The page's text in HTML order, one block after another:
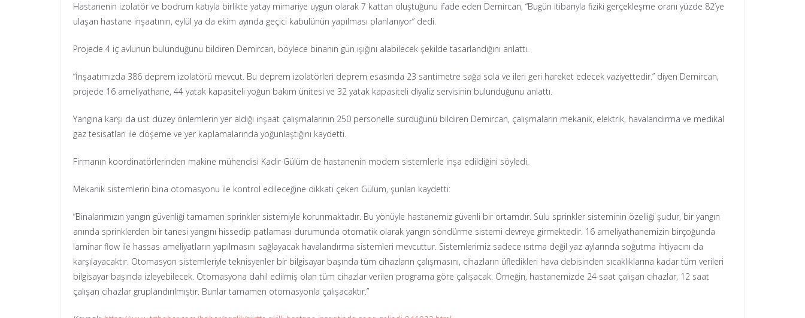
Hastanenin izolatör ve bodrum katıyla birlikte yatay mimariye uygun olarak 7 kattan oluştuğunu ifade eden Demircan, “Bugün itibarıyla fiziki gerçekleşme oranı yüzde 82’ye
ulaşan hastane inşaatının, eylül ya da ekim ayında geçici kabulünün yapılması planlanıyor” dedi.
Projede 4 iç avlunun bulunduğunu bildiren Demircan, böylece binanın gün ışığını alabilecek şekilde tasarlandığını anlattı.
“İnşaatımızda 386 deprem izolatörü mevcut. Bu deprem izolatörleri deprem esasında 23 santimetre sağa sola ve ileri geri hareket edecek vaziyettedir.” diyen Demircan,
projede 16 ameliyathane, 44 yatak kapasiteli yoğun bakım ünitesi ve 32 yatak kapasiteli diyaliz servisinin bulunduğunu anlattı.
Yangına karşı da üst düzey önlemlerin yer aldığı inşaat çalışmalarının 250 personelle sürdüğünü bildiren Demircan, çalışmaların mekanik, elektrik, havalandırma ve medikal
gaz tesisatları ile döşeme ve yer kaplamalarında yoğunlaştığını kaydetti.
Firmanın koordinatörlerinden makine mühendisi Kadir Gülüm de hastanenin modern sistemlerle inşa edildiğini söyledi.
Mekanik sistemlerin bina otomasyonu ile kontrol edileceğine dikkati çeken Gülüm, şunları kaydetti:
“Binalarımızın yangın güvenliği tamamen sprinkler sistemiyle korunmaktadır. Bu yönüyle hastanemiz güvenli bir ortamdır. Sulu sprinkler sisteminin özelliği şudur, bir yangın
anında sprinklerden bir tanesi yangını hissedip patlaması durumunda otomatik olarak yangın söndürme sistemi devreye girmektedir. 16 ameliyathanemizin birçoğunda
laminar flow ile hassas ameliyatların yapılmasını sağlayacak havalandırma sistemleri mevcuttur. Sistemlerimiz sadece ısıtma değil yaz aylarında soğutma ihtiyacını da
karşılayacaktır. Otomasyon sistemleriyle teknisyenler bir bilgisayar başında tüm cihazların çalışmasını, cihazların üfledikleri hava debisinden sıcaklıklarına kadar tüm verileri
bilgisayar başında izleyebilecek. Otomasyona dahil edilmiş olan tüm cihazlar verilen programa göre çalışacak. Örneğin, hastanemizde 24 saat çalışan cihazlar, 12 saat
çalışan cihazlar gruplandırılmıştır. Bunlar tamamen otomasyonla çalışacaktır.”